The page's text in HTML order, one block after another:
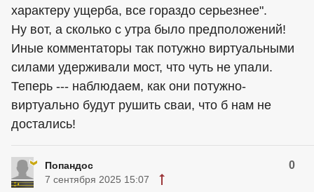
характеру ущерба, все гораздо серьезнее".
Ну вот, а сколько с утра было предположений!
Иные комментаторы так потужно виртуальными
силами удерживали мост, что чуть не упали.
Теперь --- наблюдаем, как они потужно-
виртуально будут рушить сваи, что б нам не
достались!
Попандос 0
7 сентября 2025 15:07